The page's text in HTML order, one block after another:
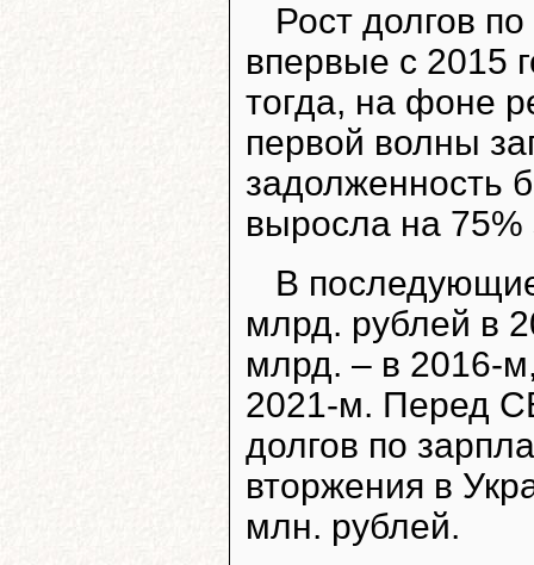
Рост долгов
впервые с 2015
тогда, на фоне
первой волны
задолженность
выросла на 75%
В
млрд. рублей в
млрд. – в 2016-
2021-м. Перед
долгов по
вторжения в
млн. рублей.